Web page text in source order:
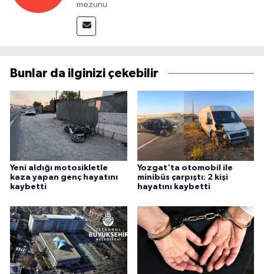
mezunu
Bunlar da ilginizi çekebilir
Yeni aldığı motosikletle
kaza yapan genç hayatını
kaybetti
Yozgat'ta otomobil ile
minibüs çarpıştı: 2 kişi
hayatını kaybetti